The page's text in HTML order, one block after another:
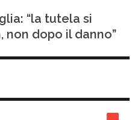
“la tutela si
non dopo il danno”